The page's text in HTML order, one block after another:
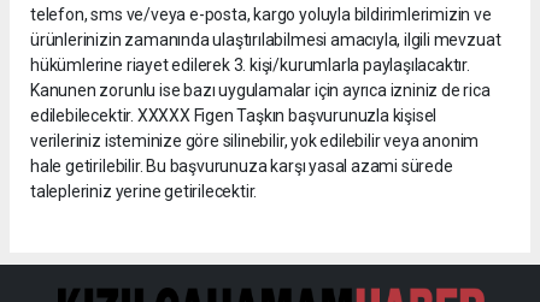
telefon, sms ve/veya e-posta, kargo yoluyla bildirimlerimizin ve
ürünlerinizin zamanında ulaştırılabilmesi amacıyla, ilgili mevzuat
hükümlerine riayet edilerek 3. kişi/kurumlarla paylaşılacaktır.
Kanunen zorunlu ise bazı uygulamalar için ayrıca izniniz de rica
edilebilecektir. XXXXX Figen Taşkın başvurunuzla kişisel
verileriniz isteminize göre silinebilir, yok edilebilir veya anonim
hale getirilebilir. Bu başvurunuza karşı yasal azami sürede
talepleriniz yerine getirilecektir.